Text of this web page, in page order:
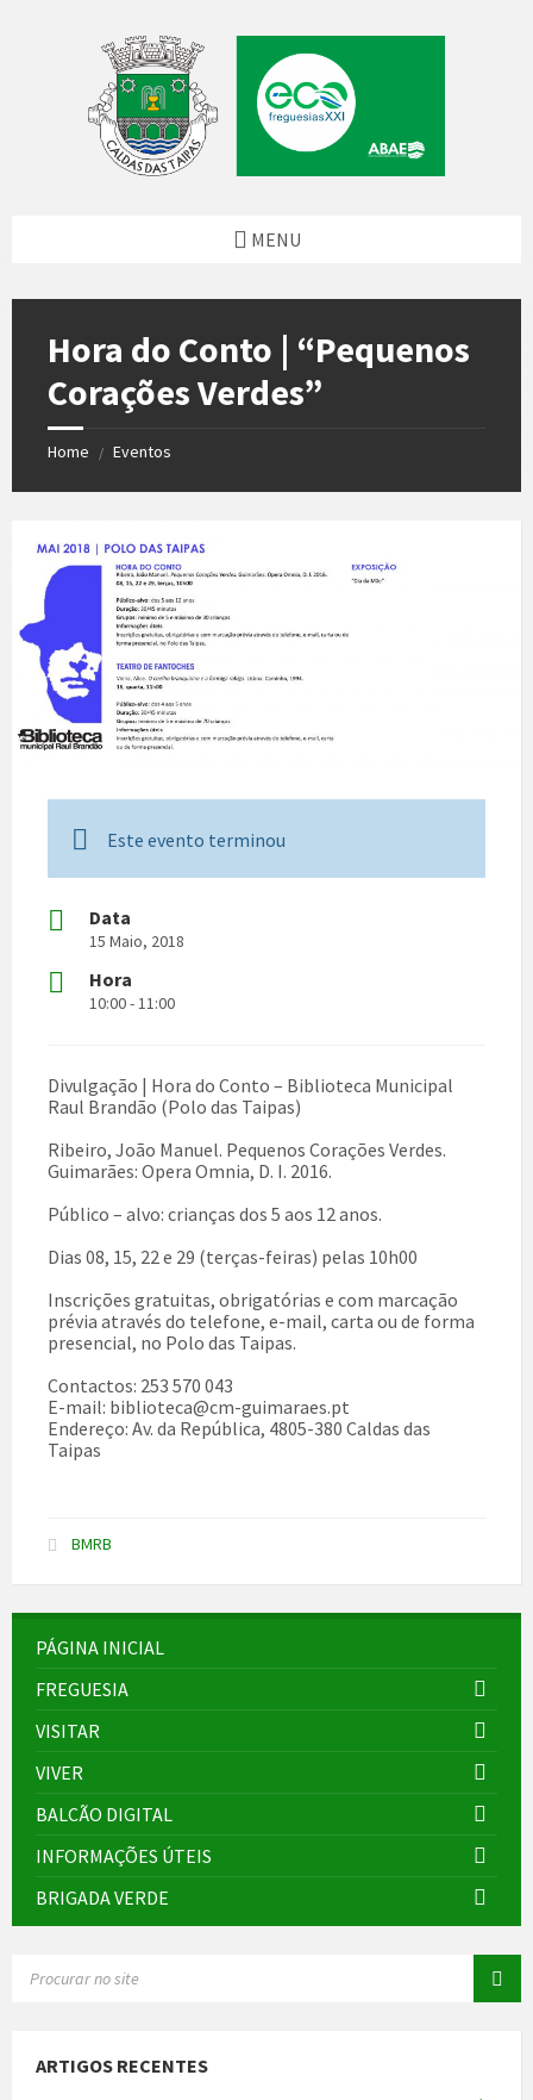
MENU
Hora do Conto | “Pequenos
Corações Verdes”
Home / Eventos
Este evento terminou
Data
15 Maio, 2018
Hora
10:00 - 11:00
Divulgação | Hora do Conto – Biblioteca Municipal
Raul Brandão (Polo das Taipas)
Ribeiro, João Manuel. Pequenos Corações Verdes.
Guimarães: Opera Omnia, D. I. 2016.
Público – alvo: crianças dos 5 aos 12 anos.
Dias 08, 15, 22 e 29 (terças-feiras) pelas 10h00
Inscrições gratuitas, obrigatórias e com marcação
prévia através do telefone, e-mail, carta ou de forma
presencial, no Polo das Taipas.
Contactos: 253 570 043
E-mail: biblioteca@cm-guimaraes.pt
Endereço: Av. da República, 4805-380 Caldas das
Taipas
BMRB
PÁGINA INICIAL
FREGUESIA
VISITAR
VIVER
BALCÃO DIGITAL
INFORMAÇÕES ÚTEIS
BRIGADA VERDE
ARTIGOS RECENTES